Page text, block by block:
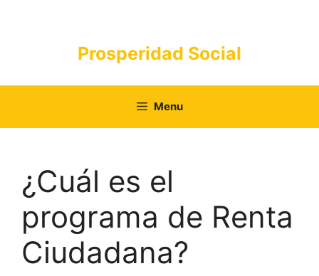
Prosperidad Social
Menu
¿Cuál es el
programa de Renta
Ciudadana?